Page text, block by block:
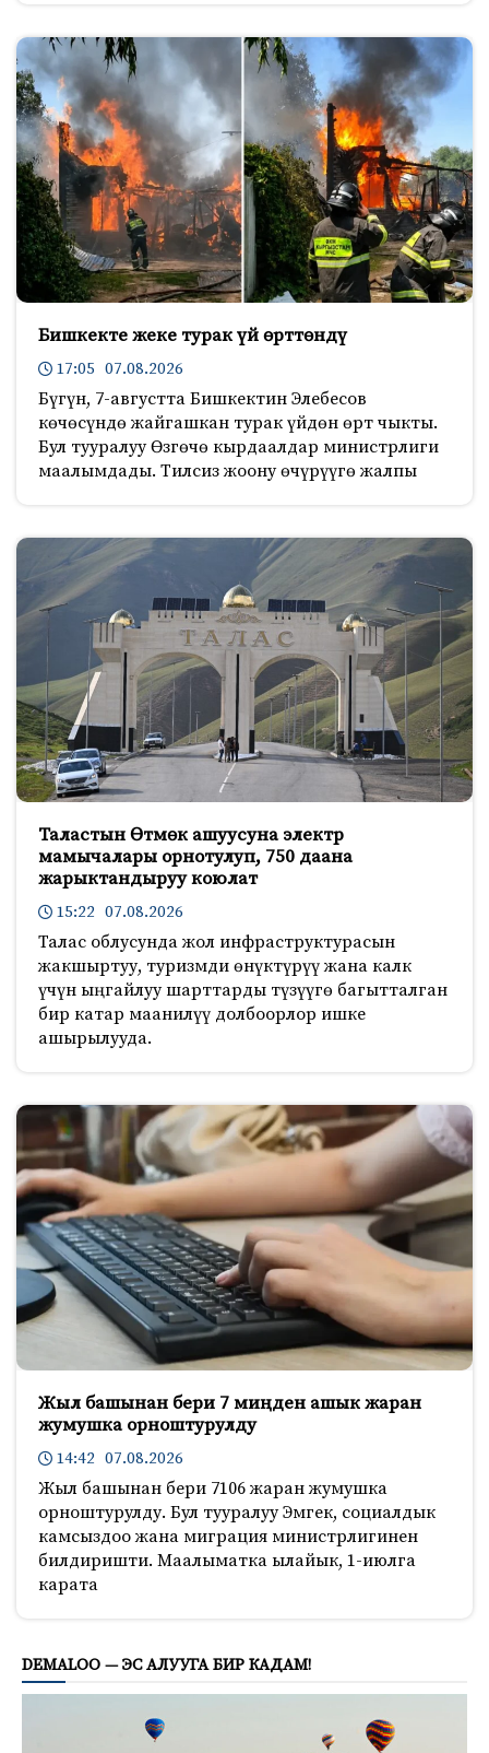
Бишкекте жеке турак үй өрттөндү
17:05 07.08.2026
Бүгүн, 7-августта Бишкектин Элебесов
көчөсүндө жайгашкан турак үйдөн өрт чыкты.
Бул тууралуу Өзгөчө кырдаалдар министрлиги
маалымдады. Тилсиз жоону өчүрүүгө жалпы
Таластын Өтмөк ашуусуна электр
мамычалары орнотулуп, 750 даана
жарыктандыруу коюлат
15:22 07.08.2026
Талас облусунда жол инфраструктурасын
жакшыртуу, туризмди өнүктүрүү жана калк
үчүн ыңгайлуу шарттарды түзүүгө багытталган
бир катар маанилүү долбоорлор ишке
ашырылууда.
Жыл башынан бери 7 миңден ашык жаран
жумушка орноштурулду
14:42 07.08.2026
Жыл башынан бери 7106 жаран жумушка
орноштурулду. Бул тууралуу Эмгек, социалдык
камсыздоо жана миграция министрлигинен
билдиришти. Маалыматка ылайык, 1-июлга
карата
DEMALOO — ЭС АЛУУГА БИР КАДАМ!